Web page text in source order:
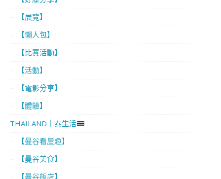
【展覽】
【懶人包】
【比賽活動】
【活動】
【電影分享】
【體驗】
THAILAND｜泰生活
【曼谷看屋趣】
【曼谷美食】
【曼谷飯店】